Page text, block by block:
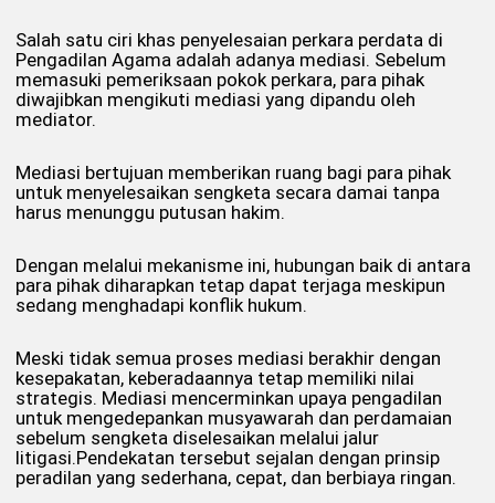
Salah satu ciri khas penyelesaian perkara perdata di
Pengadilan Agama adalah adanya mediasi. Sebelum
memasuki pemeriksaan pokok perkara, para pihak
diwajibkan mengikuti mediasi yang dipandu oleh
mediator.
Mediasi bertujuan memberikan ruang bagi para pihak
untuk menyelesaikan sengketa secara damai tanpa
harus menunggu putusan hakim.
Dengan melalui mekanisme ini, hubungan baik di antara
para pihak diharapkan tetap dapat terjaga meskipun
sedang menghadapi konflik hukum.
Meski tidak semua proses mediasi berakhir dengan
kesepakatan, keberadaannya tetap memiliki nilai
strategis. Mediasi mencerminkan upaya pengadilan
untuk mengedepankan musyawarah dan perdamaian
sebelum sengketa diselesaikan melalui jalur
litigasi.Pendekatan tersebut sejalan dengan prinsip
peradilan yang sederhana, cepat, dan berbiaya ringan.